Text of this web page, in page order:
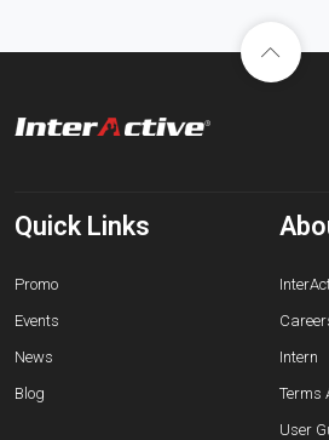
Quick Links
Promo
Events
News
Blog
Intern
Terms
User